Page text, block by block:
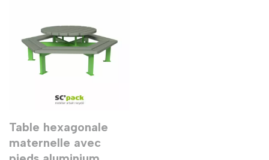
Table hexagonale
maternelle avec